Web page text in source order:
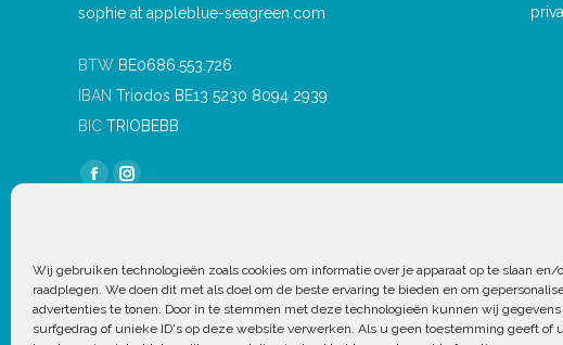
Wij gebruiken technologieën zoals cookies om informatie over je apparaat op te slaan en/
raadplegen. We doen dit met als doel om de beste ervaring te bieden en om
advertenties te tonen. Door in te stemmen met deze technologieën kunnen wij gegevens
surfgedrag of unieke ID's op deze website verwerken. Als u geen toestemming geeft of
sophie at appleblue-seagreen.com
BTW BE0686.553.726
IBAN Triodos BE13 5230 8094 2939
BIC TRIOBEBB
Find us on:
Facebook
in
new
window
Instagram
in
new
window